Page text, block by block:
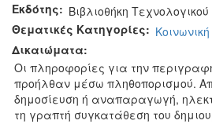
Εκδότης: Βιβλιοθήκη
Θεματικές Κατηγορίες:
Δικαιώματα:
Οι πληροφορίες για την
προήλθαν μέσω πληθοπορισμού.
δημοσίευση ή αναπαραγωγή,
τη γραπτή συγκατάθεση του